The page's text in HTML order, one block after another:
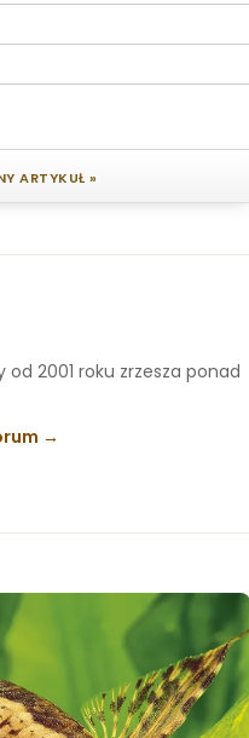
ARTYKUŁ »
2001 roku zrzesza ponad